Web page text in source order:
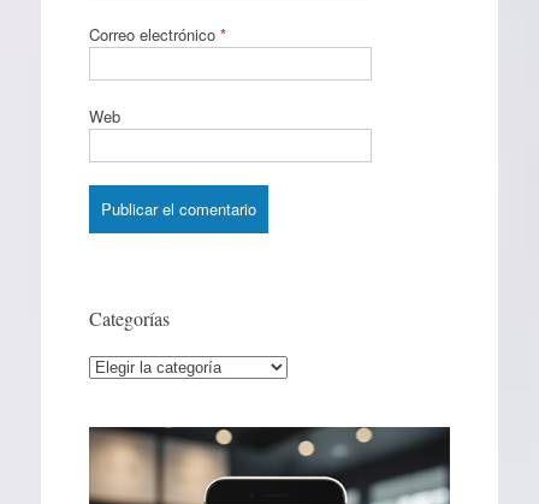
Correo electrónico *
Web
Categorías
Categorías